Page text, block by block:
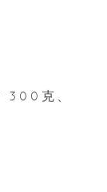
300克、